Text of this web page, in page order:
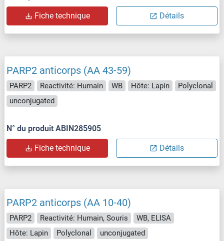
Fiche technique Détails
PARP2 anticorps (AA 43-59)
PARP2 Reactivité: Humain WB Hôte: Lapin
Polyclonal
unconjugated
N° du produit ABIN285905
Fiche technique Détails
PARP2 anticorps (AA 10-40)
PARP2 Reactivité: Humain, Souris
WB, ELISA
Hôte: Lapin
Polyclonal unconjugated